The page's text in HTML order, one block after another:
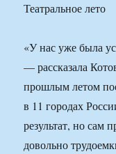
Театральное лето
«У нас уже была
— рассказала
прошлым летом
в 11 городах
результат, но сам
довольно